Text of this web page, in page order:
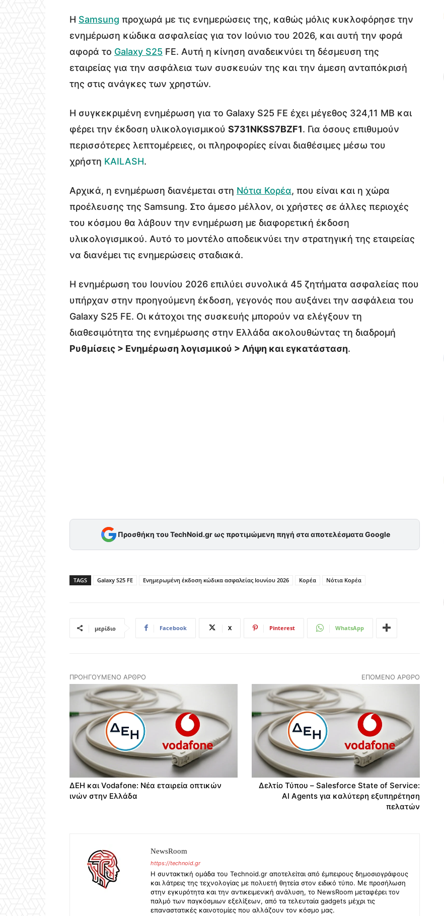
Η Samsung προχωρά με τις ενημερώσεις της, καθώς μόλις κυκλοφόρησε την
ενημέρωση κώδικα ασφαλείας για τον Ιούνιο του 2026, και αυτή την φορά
αφορά το Galaxy S25 FE. Αυτή η κίνηση αναδεικνύει τη δέσμευση της
εταιρείας για την ασφάλεια των συσκευών της και την άμεση ανταπόκρισή
της στις ανάγκες των χρηστών.
Η συγκεκριμένη ενημέρωση για το Galaxy S25 FE έχει μέγεθος 324,11 MB και
φέρει την έκδοση υλικολογισμικού S731NKSS7BZF1. Για όσους επιθυμούν
περισσότερες λεπτομέρειες, οι πληροφορίες είναι διαθέσιμες μέσω του
χρήστη KAILASH.
Αρχικά, η ενημέρωση διανέμεται στη Νότια Κορέα, που είναι και η χώρα
προέλευσης της Samsung. Στο άμεσο μέλλον, οι χρήστες σε άλλες περιοχές
του κόσμου θα λάβουν την ενημέρωση με διαφορετική έκδοση
υλικολογισμικού. Αυτό το μοντέλο αποδεικνύει την στρατηγική της εταιρείας
να διανέμει τις ενημερώσεις σταδιακά.
Η ενημέρωση του Ιουνίου 2026 επιλύει συνολικά 45 ζητήματα ασφαλείας που
υπήρχαν στην προηγούμενη έκδοση, γεγονός που αυξάνει την ασφάλεια του
Galaxy S25 FE. Οι κάτοχοι της συσκευής μπορούν να ελέγξουν τη
διαθεσιμότητα της ενημέρωσης στην Ελλάδα ακολουθώντας τη διαδρομή
Ρυθμίσεις > Ενημέρωση λογισμικού > Λήψη και εγκατάσταση.
Προσθήκη του TechNoid.gr ως προτιμώμενη πηγή στα αποτελέσματα Google
TAGS Galaxy S25 FE Ενημερωμένη έκδοση κώδικα ασφαλείας Ιουνίου 2026 Κορέα Νότια Κορέα
μερίδιο Facebook X Pinterest WhatsApp
ΠΡΟΗΓΟΎΜΕΝΟ ΆΡΘΡΟ
ΔΕΗ και Vodafone: Νέα εταιρεία οπτικών
ινών στην Ελλάδα
ΕΠΌΜΕΝΟ ΆΡΘΡΟ
Δελτίο Τύπου – Salesforce State of Service:
AI Agents για καλύτερη εξυπηρέτηση
πελατών
NewsRoom
https://technoid.gr
Η συντακτική ομάδα του Technoid.gr αποτελείται από έμπειρους δημοσιογράφους
και λάτρεις της τεχνολογίας με πολυετή θητεία στον ειδικό τύπο. Με προσήλωση
στην εγκυρότητα και την αντικειμενική ανάλυση, το NewsRoom μεταφέρει τον
παλμό των παγκόσμιων εξελίξεων, από τα τελευταία gadgets μέχρι τις
επαναστατικές καινοτομίες που αλλάζουν τον κόσμο μας.